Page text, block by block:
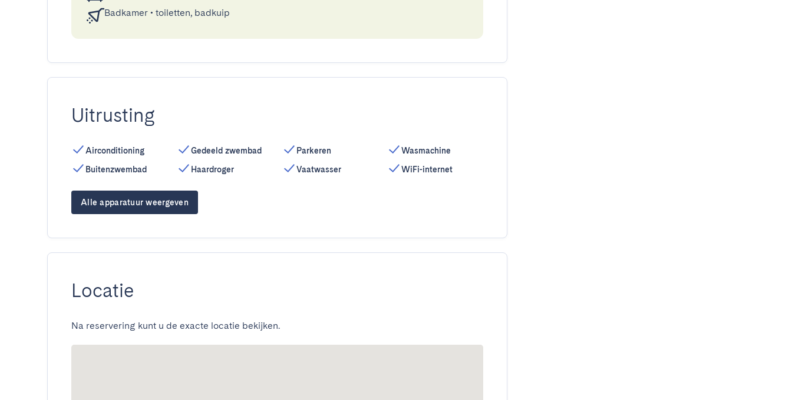
Badkamer • toiletten, badkuip
Uitrusting
Airconditioning
Buitenzwembad
Gedeeld zwembad
Haardroger
Parkeren
Vaatwasser
Wasmachine
WiFi-internet
Alle apparatuur weergeven
Locatie
Na reservering kunt u de exacte locatie bekijken.